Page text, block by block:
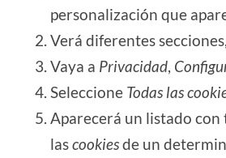
personalización que
Verá diferentes
Vaya a Privacidad,
Seleccione Todas las
Aparecerá un listado con
lascookiesde un